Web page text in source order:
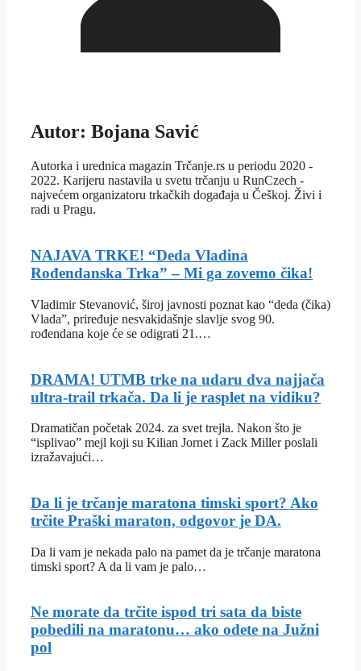
Autor: Bojana Savić
Autorka i urednica magazin Trčanje.rs u periodu 2020 -
2022. Karijeru nastavila u svetu trčanju u RunCzech -
najvećem organizatoru trkačkih događaja u Češkoj. Živi i
radi u Pragu.
NAJAVA TRKE! “Deda Vladina
Rođendanska Trka” – Mi ga zovemo čika!
Vladimir Stevanović, široj javnosti poznat kao “deda (čika)
Vlada”, priređuje nesvakidašnje slavlje svog 90.
rođendana koje će se odigrati 21.…
DRAMA! UTMB trke na udaru dva najjača
ultra-trail trkača. Da li je rasplet na vidiku?
Dramatičan početak 2024. za svet trejla. Nakon što je
“isplivao” mejl koji su Kilian Jornet i Zack Miller poslali
izražavajući…
Da li je trčanje maratona timski sport? Ako
trčite Praški maraton, odgovor je DA.
Da li vam je nekada palo na pamet da je trčanje maratona
timski sport? A da li vam je palo…
Ne morate da trčite ispod tri sata da biste
pobedili na maratonu… ako odete na Južni
pol